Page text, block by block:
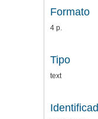
Formato
4 p.
Tipo
text